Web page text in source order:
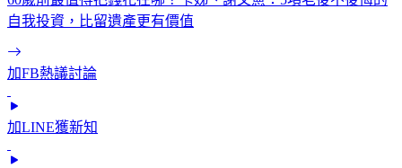
自我投資，比留遺產更有價值
加FB熱議討論
加LINE獲新知